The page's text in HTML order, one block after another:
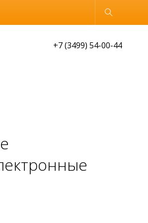
Обычная версия
+7 (3499) 54-00-44